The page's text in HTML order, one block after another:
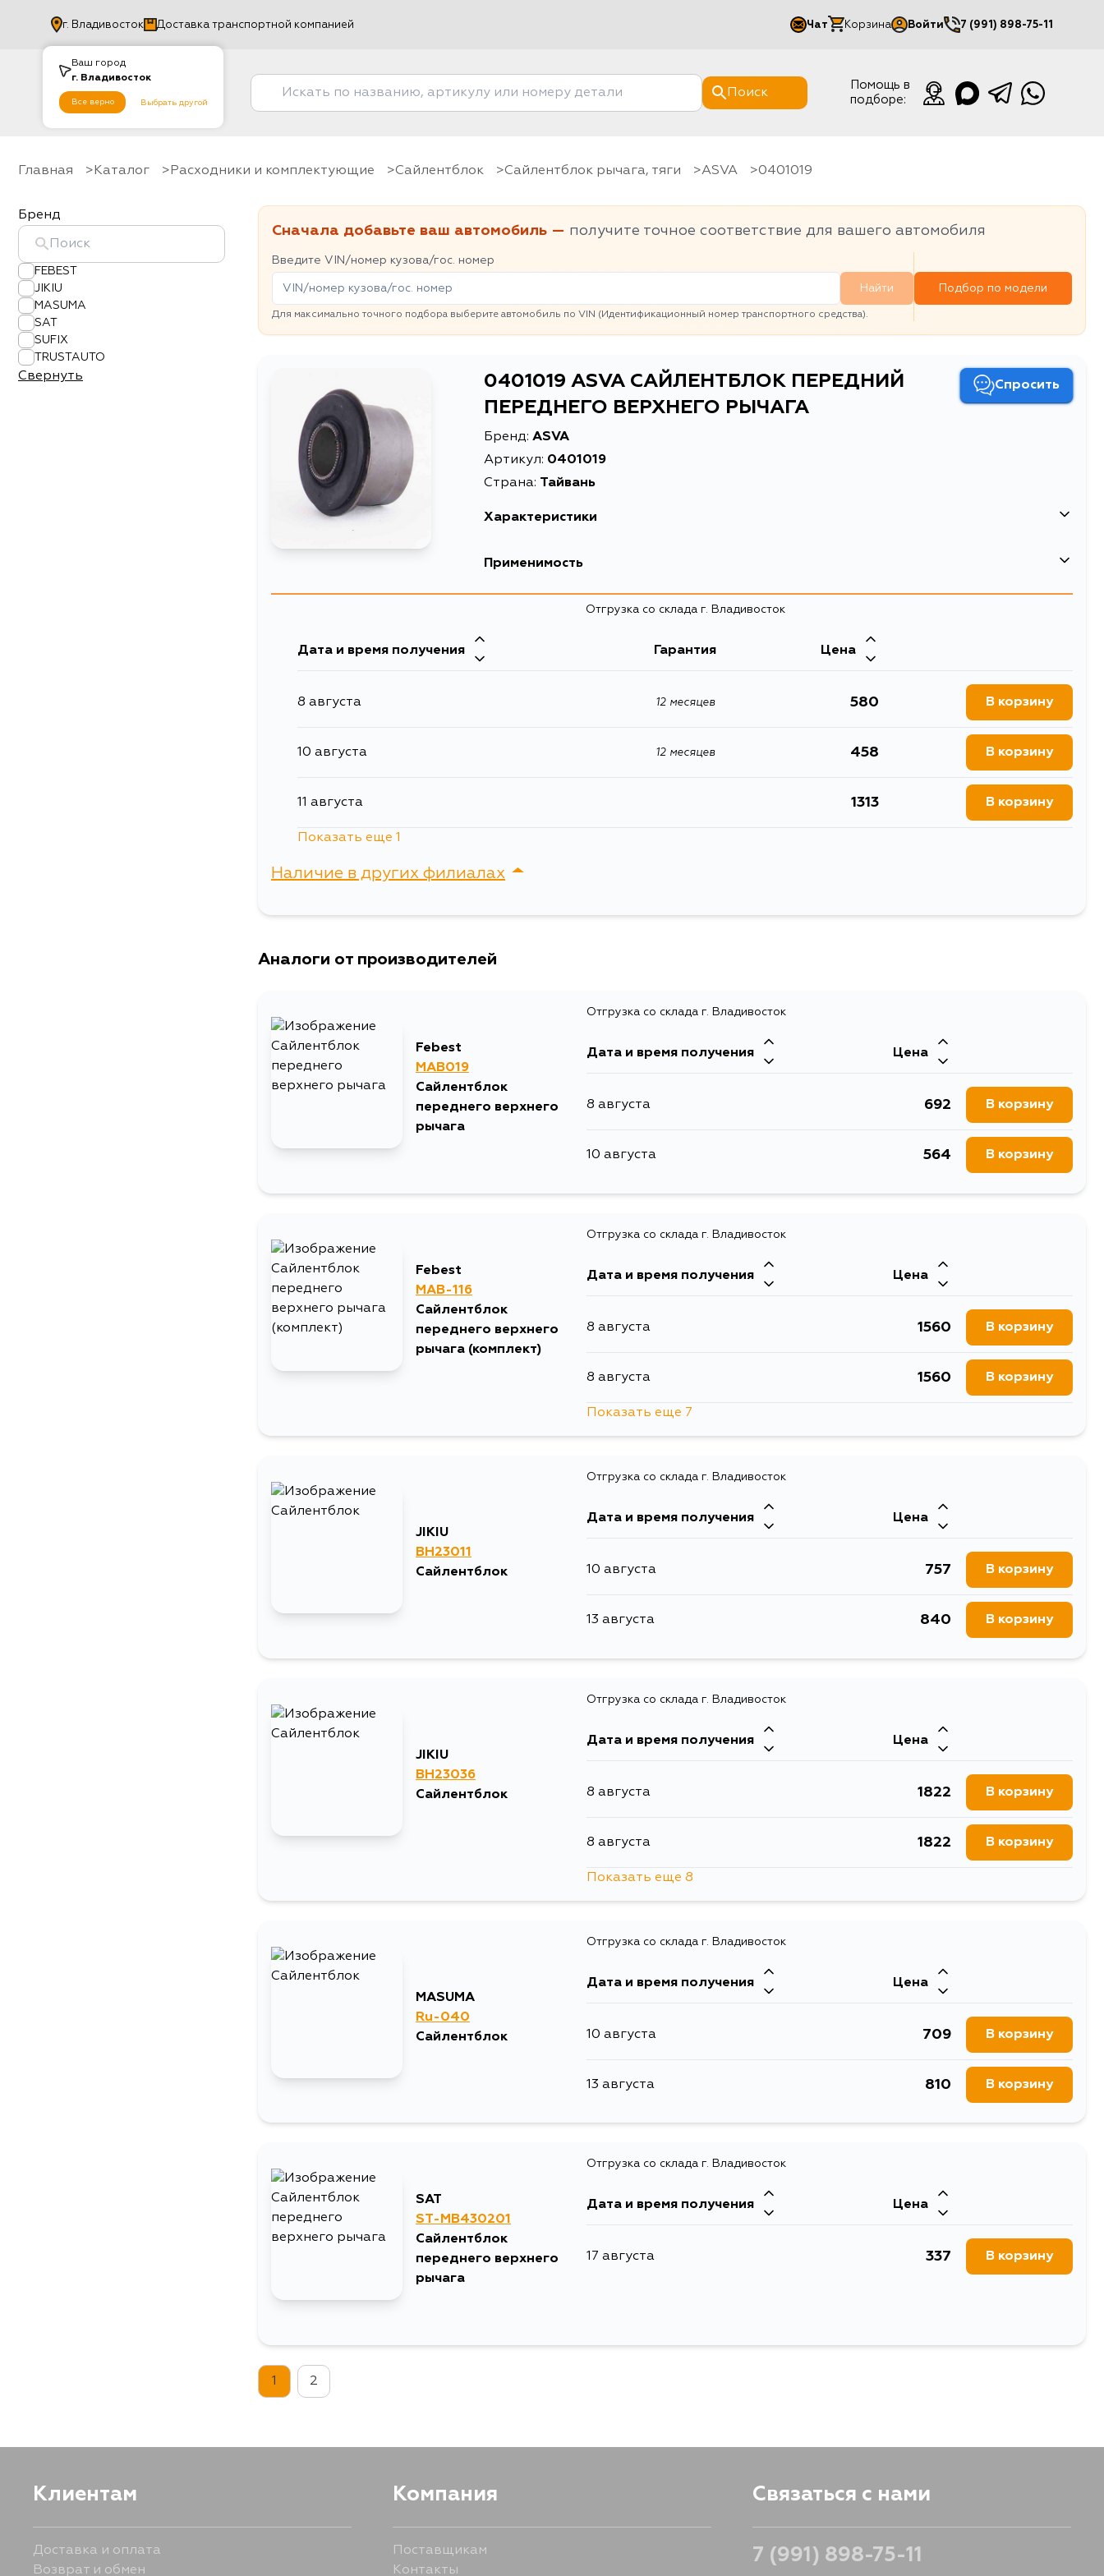
Ваш город
г. Владивосток
Все верно Выбрать другой
г. Владивосток Доставка транспортной компанией Чат Корзина Войти
Мой кабинет
7 (991) 898-75-11
Поиск
Помощь в
подборе:
Главная Каталог Расходники и комплектующие Сайлентблок Сайлентблок рычага, тяги ASVA 0401019
Бренд
FEBEST
JIKIU
MASUMA
SAT
SUFIX
TRUSTAUTO
Свернуть
Сначала добавьте ваш автомобиль — получите точное соответствие для вашего автомобиля
Введите VIN/номер кузова/гос. номер
Найти
Для максимально точного подбора выберите автомобиль по VIN (Идентификационный номер транспортного средства).
Подбор по модели
0401019 ASVA САЙЛЕНТБЛОК ПЕРЕДНИЙ
ПЕРЕДНЕГО ВЕРХНЕГО РЫЧАГА
Спросить
Бренд: ASVA
Артикул: 0401019
Страна: Тайвань
Характеристики
Масса, кг
сайлентблоки рычагов подвески
Применимость
Отгрузка со склада г. Владивосток
Дата и время получения Гарантия Цена
8 августа 12 месяцев 580 В корзину
10 августа 12 месяцев 458 В корзину
11 августа 1313 В корзину
Показать еще 1
Наличие в других филиалах
Аналоги от производителей
Febest
MAB019
Сайлентблок
переднего верхнего
рычага
Отгрузка со склада г. Владивосток
Дата и время получения Цена
8 августа 692 В корзину
10 августа 564 В корзину
Febest
MAB-116
Сайлентблок
переднего верхнего
рычага (комплект)
Отгрузка со склада г. Владивосток
Дата и время получения Цена
8 августа 1560 В корзину
8 августа 1560 В корзину
10 августа
11 августа 2849
13 августа 1872 В корзину
13 августа 1560 В корзину
1560
Показать еще 7
JIKIU
BH23011
Сайлентблок
Отгрузка со склада г. Владивосток
Дата и время получения Цена
10 августа 757 В корзину
13 августа 840 В корзину
JIKIU
BH23036
Сайлентблок
Отгрузка со склада г. Владивосток
Дата и время получения Цена
8 августа 1822 В корзину
8 августа 1822 В корзину
10 августа
10 августа 1848
11 августа 2566 В корзину
13 августа 2340 В корзину
1822
В корзину
Показать еще 8
MASUMA
Ru-040
Сайлентблок
Отгрузка со склада г. Владивосток
Дата и время получения Цена
10 августа 709 В корзину
13 августа 810 В корзину
SAT
ST-MB430201
Сайлентблок
переднего верхнего
рычага
Отгрузка со склада г. Владивосток
Дата и время получения Цена
17 августа 337 В корзину
1 2
Клиентам
Доставка и оплата
Возврат и обмен
Компания
Поставщикам
Контакты
Связаться с нами
7 (991) 898-75-11